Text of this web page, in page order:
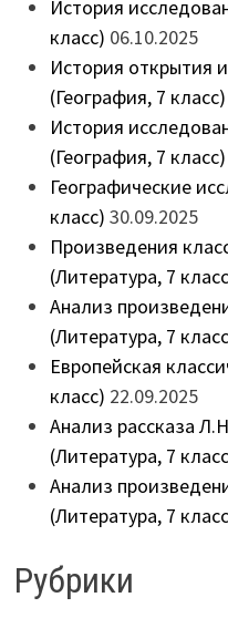
История
класс) 06.10.2025
История открытия
(География, 7 класс)
История
(География, 7 класс)
Географические
класс) 30.09.2025
Произведения
(Литература, 7
Анализ
(Литература, 7
Европейская
класс) 22.09.2025
Анализ рассказа
(Литература, 7
Анализ
(Литература, 7
Рубрики